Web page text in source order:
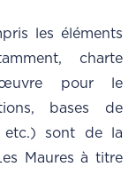
les éléments
charte
pour le
bases de
etc.) sont de la
Maures à titre